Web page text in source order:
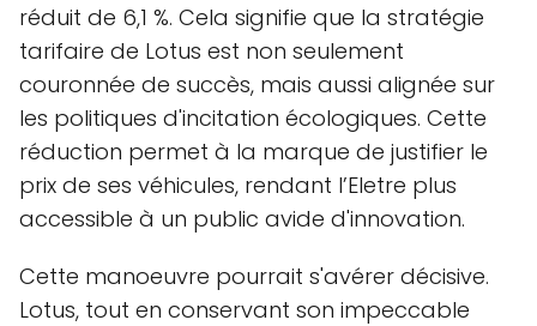
réduit de 6,1 %. Cela signifie que la stratégie
tarifaire de Lotus est non seulement
couronnée de succès, mais aussi alignée sur
les politiques d'incitation écologiques. Cette
réduction permet à la marque de justifier le
prix de ses véhicules, rendant l’Eletre plus
accessible à un public avide d'innovation.
Cette manoeuvre pourrait s'avérer décisive.
Lotus, tout en conservant son impeccable